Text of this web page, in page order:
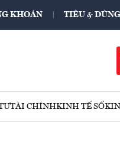
KHOÁN TIÊU & DÙNG
TÀI CHÍNHKINH TẾ SỐ